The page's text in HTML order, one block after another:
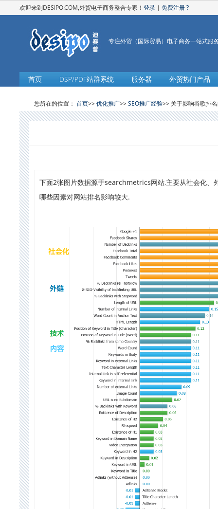
欢迎来到DESIPO.COM,外贸电子商务整合专家！ 登录 | 免费注册?
专注外贸（国际贸易）电子商务一站式服
首页 DSP/PDF站群系统 服务器 外贸热门产品
您所在的位置： 首页>>优化推广>>SEO推广经验>> 关于影响谷歌排
下面2张图片数据源于searchmetrics网站,主要从社会化、
哪些因素对网站排名影响较大.